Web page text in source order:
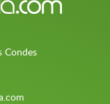
Condes